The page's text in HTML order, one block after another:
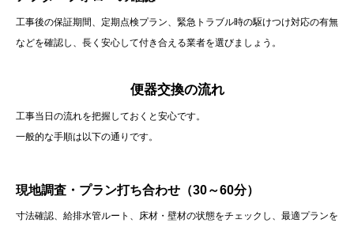
工事後の保証期間、定期点検プラン、緊急トラブル時の駆けつけ対応の有無
などを確認し、長く安心して付き合える業者を選びましょう。
便器交換の流れ
工事当日の流れを把握しておくと安心です。
一般的な手順は以下の通りです。
現地調査・プラン打ち合わせ（30～60分）
寸法確認、給排水管ルート、床材・壁材の状態をチェックし、最適プランを